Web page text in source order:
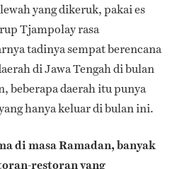
yang dikeruk, pakai es
Tjampolay rasa
tadinya sempat berencana
di Jawa Tengah di bulan
beberapa daerah itu punya
hanya keluar di bulan ini.
di masa Ramadan, banyak
restoran yang